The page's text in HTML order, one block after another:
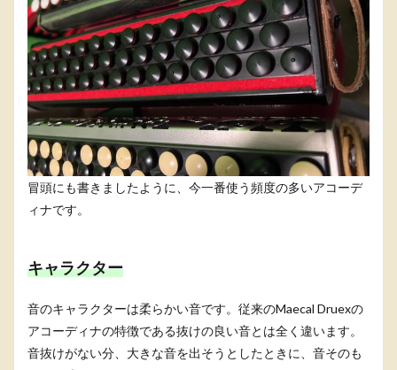
冒頭にも書きましたように、今一番使う頻度の多いアコーデ
ィナです。
キャラクター
音のキャラクターは柔らかい音です。従来のMaecal Druexの
アコーディナの特徴である抜けの良い音とは全く違います。
音抜けがない分、大きな音を出そうとしたときに、音そのも